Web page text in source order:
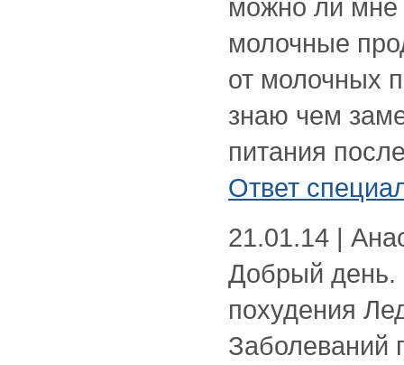
можно ли мне
молочные
от молочных
знаю чем
питания
Ответ
21.01.14 |
Добрый день.
похудения
Заболеваний